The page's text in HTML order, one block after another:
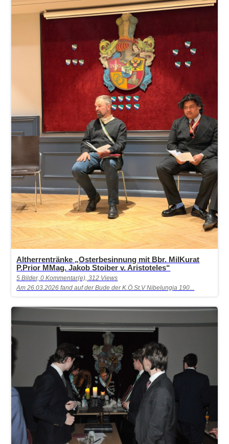
Altherrentränke „Osterbesinnung mit Bbr. MilKurat
P.Prior MMag. Jakob Stoiber v. Aristoteles“
5 Bilder, 0 Kommentar(e), 312 Views
Am 26.03.2026 fand auf der Bude der K.Ö.St.V Nibelungia 190...